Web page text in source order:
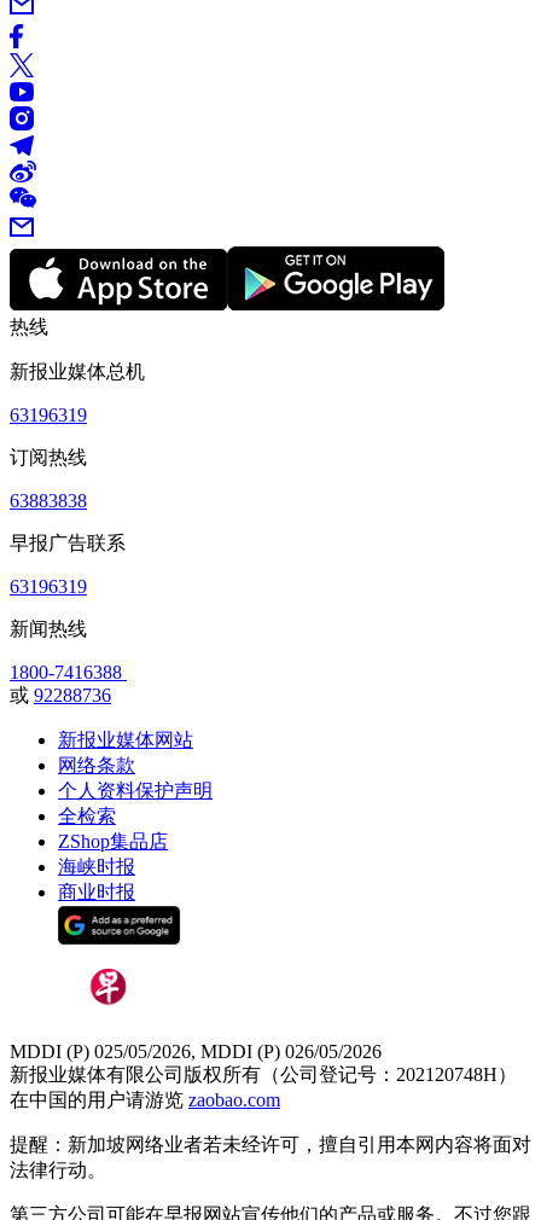
热线
新报业媒体总机
63196319
订阅热线
63883838
早报广告联系
63196319
新闻热线
1800-7416388
或 92288736
新报业媒体网站
网络条款
个人资料保护声明
全检索
ZShop集品店
海峡时报
商业时报
MDDI (P) 025/05/2026, MDDI (P) 026/05/2026
新报业媒体有限公司版权所有（公司登记号：202120748H）
在中国的用户请游览 zaobao.com
提醒：新加坡网络业者若未经许可，擅自引用本网内容将面对
法律行动。
第三方公司可能在早报网站宣传他们的产品或服务。不过您跟